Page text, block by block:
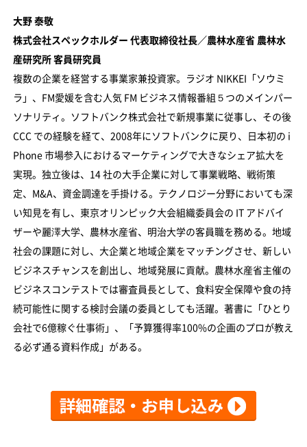
大野 泰敬
株式会社スペックホルダー 代表取締役社長／農林水産省 農林水
産研究所 客員研究員
複数の企業を経営する事業家兼投資家。ラジオ NIKKEI「ソウミ
ラ」、FM愛媛を含む人気 FM ビジネス情報番組５つのメインパー
ソナリティ。ソフトバンク株式会社で新規事業に従事し、その後
CCC での経験を経て、2008年にソフトバンクに戻り、日本初の i
Phone 市場参入におけるマーケティングで大きなシェア拡大を
実現。独立後は、14 社の大手企業に対して事業戦略、戦術策
定、M&A、資金調達を手掛ける。テクノロジー分野においても深
い知見を有し、東京オリンピック大会組織委員会の IT アドバイ
ザーや麗澤大学、農林水産省、明治大学の客員職を務める。地域
社会の課題に対し、大企業と地域企業をマッチングさせ、新しい
ビジネスチャンスを創出し、地域発展に貢献。農林水産省主催の
ビジネスコンテストでは審査員長として、食料安全保障や食の持
続可能性に関する検討会議の委員としても活躍。著書に「ひとり
会社で6億稼ぐ仕事術」、「予算獲得率100%の企画のプロが教え
る必ず通る資料作成」がある。